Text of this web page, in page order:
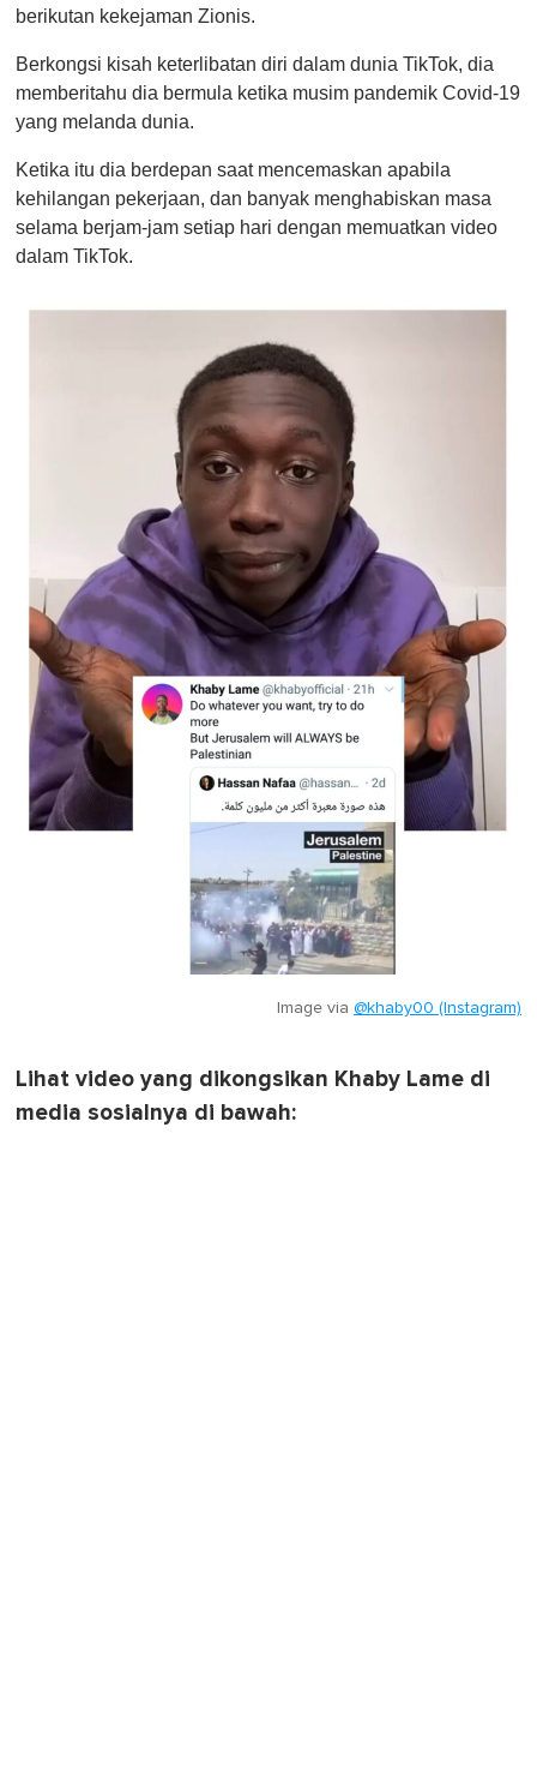
berikutan kekejaman Zionis.
Berkongsi kisah keterlibatan diri dalam dunia TikTok, dia
memberitahu dia bermula ketika musim pandemik Covid-19
yang melanda dunia.
Ketika itu dia berdepan saat mencemaskan apabila
kehilangan pekerjaan, dan banyak menghabiskan masa
selama berjam-jam setiap hari dengan memuatkan video
dalam TikTok.
Image via @khaby00 (Instagram)
Lihat video yang dikongsikan Khaby Lame di
media sosialnya di bawah: